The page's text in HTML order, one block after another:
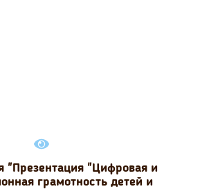
"Презентация "Цифровая и
грамотность детей и